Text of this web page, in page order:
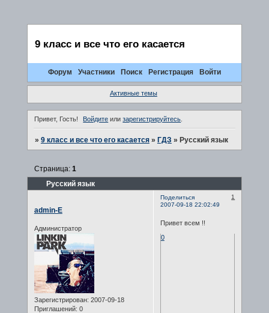
9 класс и все что его касается
Форум Участники Поиск Регистрация Войти
Активные темы
Привет, Гость! Войдите илизарегистрируйтесь.
» 9 класс и все что его касается » ГДЗ » Русский язык
Русский язык
Страница: 1
Поделиться
1
2007-09-18 22:02:49
admin-E
Администратор
Зарегистрирован: 2007-09-18
Приглашений: 0
Привет всем !!
0